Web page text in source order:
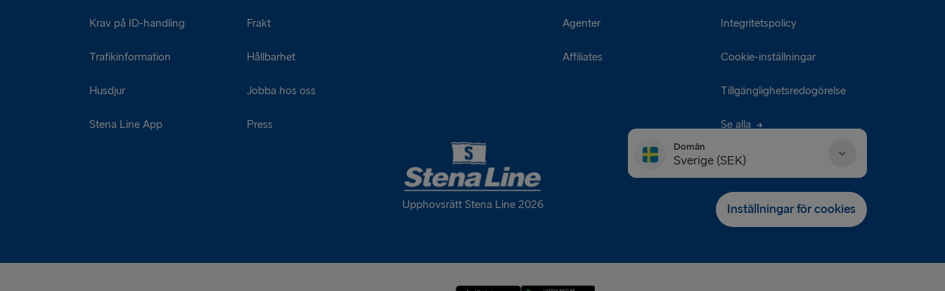
Krav på ID-handling
Trafikinformation
Husdjur
Stena Line App
Frakt
Hållbarhet
Jobba hos oss
Press
Agenter
Affiliates
Integritetspolicy
Cookie-inställningar
Tillgänglighetsredogörelse
Se alla
Upphovsrätt Stena Line 2026
Domän
Sverige (SEK)
Danmark (DKK)
Deutschland (EUR)
Eesti (EUR)
Inställningar för cookies